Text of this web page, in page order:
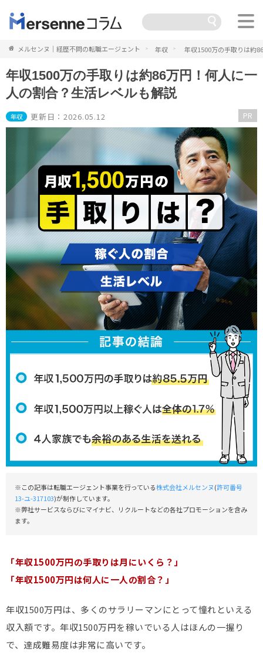
メルセンヌ｜経歴不問の転職エージェント 年収 年収1500万の手取りは約
年収1500万の手取りは約86万円！何人に一
人の割合？生活レベルも解説
年収 更新日：2026.05.12 PR
※この記事は転職エージェント事業を行っている株式会社メルセンヌ(許可番号
13-ユ-317103)が制作しています。
※弊社サービスならびにマイナビ、リクルートなどの各社プロモーションを含み
ます。
「年収1500万円の手取りは月にいくら？」
「年収1500万円は何人に一人の割合？」
年収1500万円は、多くのサラリーマンにとって憧れといえる
収入額です。年収1500万円を稼いでいる人はほんの一握り
で、達成難易度は非常に高いです。